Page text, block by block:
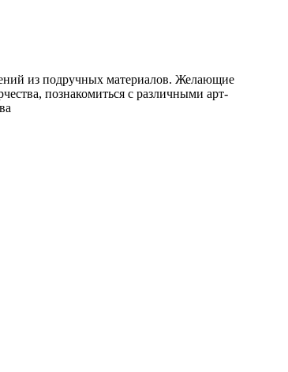
из подручных материалов. Желающие
познакомиться с различными арт-